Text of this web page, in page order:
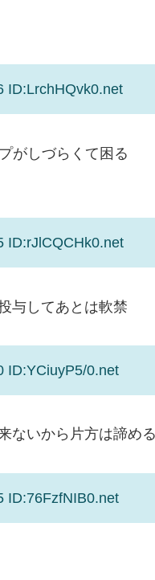
ID:LrchHQvk0.net
がしづらくて困る
ID:rJlCQCHk0.net
与してあとは軟禁
ID:YCiuyP5/0.net
ないから片方は諦め
ID:76FzfNIB0.net